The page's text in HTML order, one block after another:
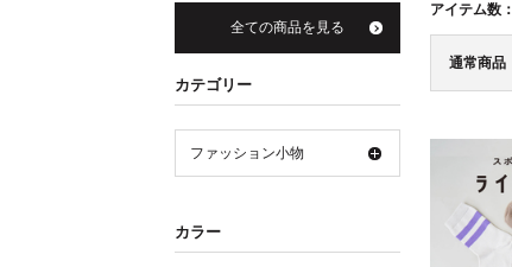
アイテム数：
通常商品
全ての商品を見る
カテゴリー
ファッション小物
カラー